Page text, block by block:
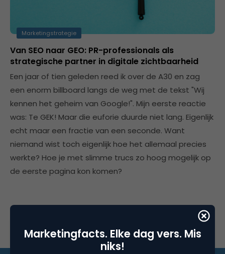
Marketingstrategie
Van SEO naar GEO: PR-professionals als
strategische partner in digitale zichtbaarheid
Een jaar of tien geleden reed ik over de A30 en zag
een enorm billboard langs de weg met de tekst "Wij
kennen het geheim van Google!". Mijn eerste reactie
was: Te GEK! Maar die euforie duurde niet lang. Eigenlijk
echt maar een fractie van een seconde. Want
niemand wist toch eigenlijk hoe het allemaal precies
werkte? Hoe je met slimme trucs zo hoog mogelijk op
de eerste pagina kon komen?
Marketingfacts. Elke dag vers. Mis
niks!